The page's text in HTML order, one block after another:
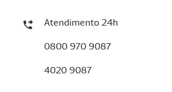
Atendimento 24h
0800 970 9087
4020 9087